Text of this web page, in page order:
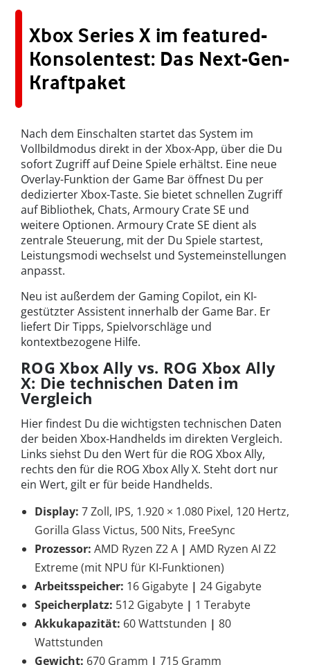
Xbox Series X im featured-
Konsolentest: Das Next-Gen-
Kraftpaket
Nach dem Einschalten startet das System im
Vollbildmodus direkt in der Xbox-App, über die Du
sofort Zugriff auf Deine Spiele erhältst. Eine neue
Overlay-Funktion der Game Bar öffnest Du per
dedizierter Xbox-Taste. Sie bietet schnellen Zugriff
auf Bibliothek, Chats, Armoury Crate SE und
weitere Optionen. Armoury Crate SE dient als
zentrale Steuerung, mit der Du Spiele startest,
Leistungsmodi wechselst und Systemeinstellungen
anpasst.
Neu ist außerdem der Gaming Copilot, ein KI-
gestützter Assistent innerhalb der Game Bar. Er
liefert Dir Tipps, Spielvorschläge und
kontextbezogene Hilfe.
ROG Xbox Ally vs. ROG Xbox Ally
X: Die technischen Daten im
Vergleich
Hier findest Du die wichtigsten technischen Daten
der beiden Xbox-Handhelds im direkten Vergleich.
Links siehst Du den Wert für die ROG Xbox Ally,
rechts den für die ROG Xbox Ally X. Steht dort nur
ein Wert, gilt er für beide Handhelds.
Display: 7 Zoll, IPS, 1.920 × 1.080 Pixel, 120 Hertz,
Gorilla Glass Victus, 500 Nits, FreeSync
Prozessor: AMD Ryzen Z2 A | AMD Ryzen AI Z2
Extreme (mit NPU für KI-Funktionen)
Arbeitsspeicher: 16 Gigabyte | 24 Gigabyte
Speicherplatz: 512 Gigabyte | 1 Terabyte
Akkukapazität: 60 Wattstunden | 80
Wattstunden
Gewicht: 670 Gramm | 715 Gramm